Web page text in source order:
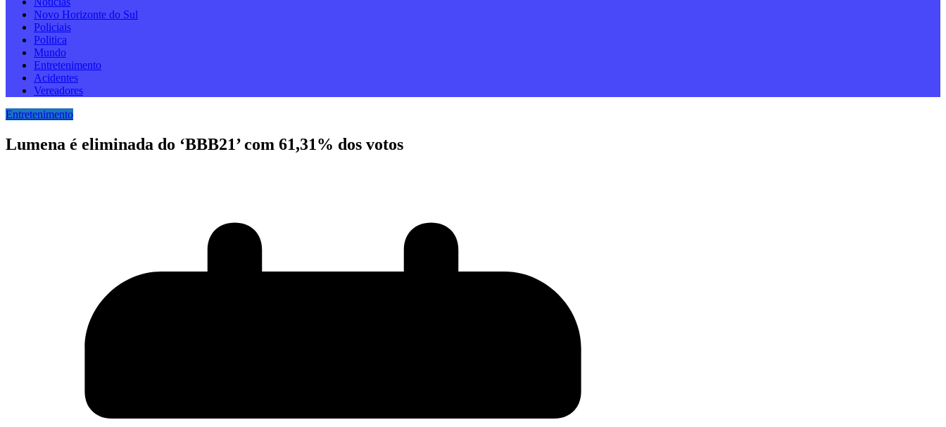
Novo Horizonte do Sul
Policiais
Politica
Mundo
Entretenimento
Acidentes
Vereadores
Entretenimento
Lumena é eliminada do ‘BBB21’ com 61,31% dos votos